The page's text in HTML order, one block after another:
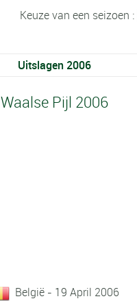
Keuze van een seizoen :
Uitslagen 2006
Waalse Pijl 2006
België - 19 April 2006